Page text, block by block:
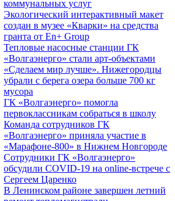
коммунальных услуг
Экологический интерактивный макет
создан в музее «Кварки» на средства
гранта от En+ Group
Тепловые насосные станции ГК
«Волгаэнерго» стали арт-объектами
«Сделаем мир лучше». Нижегородцы
убрали с берега озера больше 700 кг
мусора
ГК «Волгаэнерго» помогла
первоклассникам собраться в школу
Команда сотрудников ГК
«Волгаэнерго» приняла участие в
«Марафоне-800» в Нижнем Новгороде
Сотрудники ГК «Волгаэнерго»
обсудили COVID-19 на online-встрече с
Сергеем Царенко
В Ленинском районе завершен летний